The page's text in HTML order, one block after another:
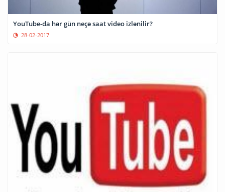
YouTube-da hər gün neçə saat video izlənilir?
28-02-2017